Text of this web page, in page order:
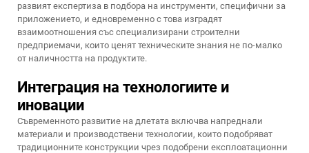
развият експертиза в подбора на инструменти, специфични за
приложението, и едновременно с това изградят
взаимоотношения със специализирани строителни
предприемачи, които ценят техническите знания не по-малко
от наличността на продуктите.
Интеграция на технологиите и
иновации
Съвременното развитие на длетата включва напреднали
материали и производствени технологии, които подобряват
традиционните конструкции чрез подобрени експлоатационни